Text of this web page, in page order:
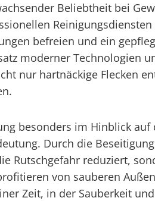
Beliebtheit bei
Reinigungsdiensten
befreien und ein
moderner Technologien
nur hartnäckige Flecken
besonders im Hinblick auf
Durch die
Rutschgefahr reduziert,
von sauberen
Zeit, in der Sauberkeit